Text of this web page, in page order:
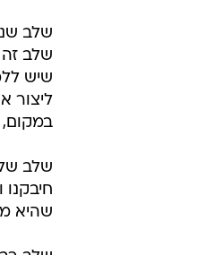
שלב
שלב זה
שיש
ליצור
במקום,
שלב
שהיא